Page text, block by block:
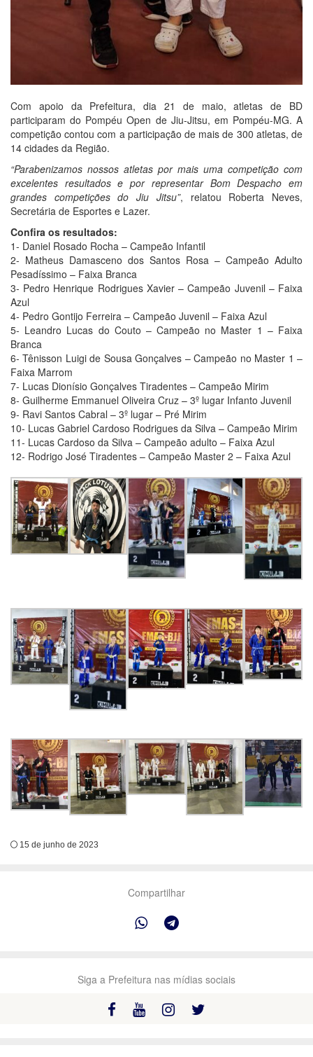
Com apoio da Prefeitura, dia 21 de maio, atletas de BD
participaram do Pompéu Open de Jiu-Jitsu, em Pompéu-MG. A
competição contou com a participação de mais de 300 atletas, de
14 cidades da Região.
“Parabenizamos nossos atletas por mais uma competição com
excelentes resultados e por representar Bom Despacho em
grandes competições do Jiu Jitsu”, relatou Roberta Neves,
Secretária de Esportes e Lazer.
Confira os resultados:
1- Daniel Rosado Rocha – Campeão Infantil
2- Matheus Damasceno dos Santos Rosa – Campeão Adulto
Pesadíssimo – Faixa Branca
3- Pedro Henrique Rodrigues Xavier – Campeão Juvenil – Faixa
Azul
4- Pedro Gontijo Ferreira – Campeão Juvenil – Faixa Azul
5- Leandro Lucas do Couto – Campeão no Master 1 – Faixa
Branca
6- Tênisson Luigi de Sousa Gonçalves – Campeão no Master 1 –
Faixa Marrom
7- Lucas Dionísio Gonçalves Tiradentes – Campeão Mirim
8- Guilherme Emmanuel Oliveira Cruz – 3º lugar Infanto Juvenil
9- Ravi Santos Cabral – 3º lugar – Pré Mirim
10- Lucas Gabriel Cardoso Rodrigues da Silva – Campeão Mirim
11- Lucas Cardoso da Silva – Campeão adulto – Faixa Azul
12- Rodrigo José Tiradentes – Campeão Master 2 – Faixa Azul
15 de junho de 2023
Compartilhar
Siga a Prefeitura nas mídias sociais